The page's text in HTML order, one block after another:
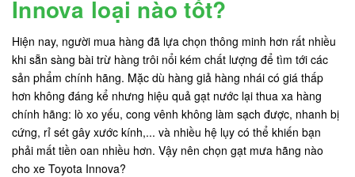
Innova loại nào tốt?
Hiện nay, người mua hàng đã lựa chọn thông minh hơn rất nhiều
khi sẵn sàng bài trừ hàng trôi nổi kém chất lượng để tìm tới các
sản phẩm chính hãng. Mặc dù hàng giả hàng nhái có giá thấp
hơn không đáng kể nhưng hiệu quả gạt nước lại thua xa hàng
chính hãng: lò xo yếu, cong vênh không làm sạch được, nhanh bị
cứng, rỉ sét gây xước kính,... và nhiều hệ lụy có thể khiến bạn
phải mất tiền oan nhiều hơn. Vậy nên chọn gạt mưa hãng nào
cho xe Toyota Innova?